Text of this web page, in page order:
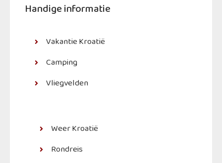
Handige informatie
Vakantie Kroatië
Camping
Vliegvelden
Weer Kroatië
Rondreis